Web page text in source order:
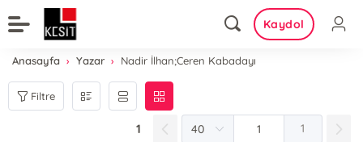
Kaydol
Anasayfa Yazar Nadir İlhan;Ceren Kabadayı
Filtre
1 1